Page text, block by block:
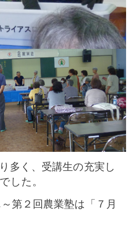
多く、受講生の充実し
した。
第２回農業塾は「７月